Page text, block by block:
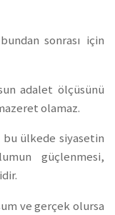
sonrası için
adalet ölçüsünü
olamaz.
ülkede siyasetin
güçlenmesi,
ve gerçek olursa